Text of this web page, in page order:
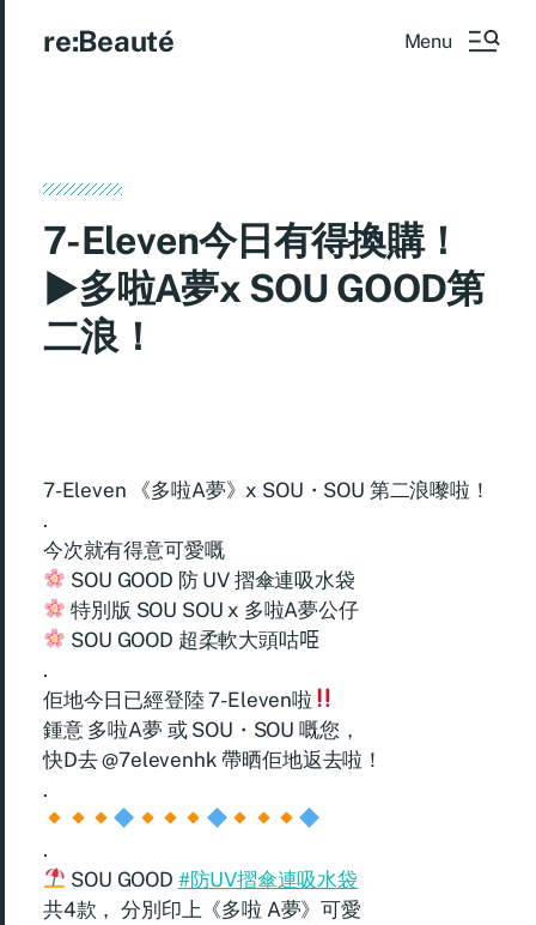
re:Beauté Menu
7-Eleven今日有得換購！
►多啦A夢x SOU GOOD第
二浪！
7-Eleven 《多啦A夢》x SOU・SOU 第二浪嚟啦！
.
今次就有得意可愛嘅
SOU GOOD 防 UV 摺傘連吸水袋
特別版 SOU SOU x 多啦A夢公仔
SOU GOOD 超柔軟大頭咕𠱸
.
佢地今日已經登陸 7-Eleven啦
鍾意 多啦A夢 或 SOU・SOU 嘅您，
快D去 @7elevenhk 帶晒佢地返去啦！
.
.
SOU GOOD #防UV摺傘連吸水袋
共4款， 分別印上《多啦 A夢》可愛